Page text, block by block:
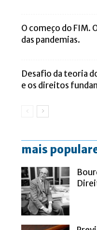
O começo do FIM.
das pandemias.
Desafio da teoria
e os direitos
mais